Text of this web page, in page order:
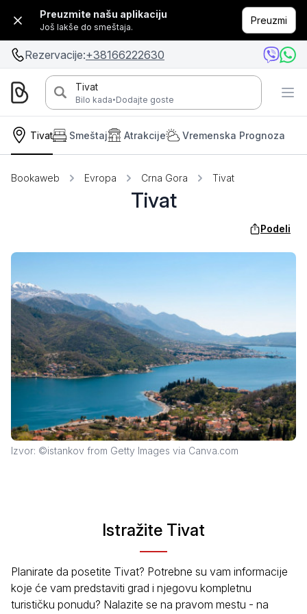
Preuzmite našu aplikaciju
Još lakše do smeštaja.
Preuzmi
Rezervacije:+38166222630
Tivat
Bilo kada·Dodajte goste
Tivat Smeštaj Atrakcije Vremenska Prognoza
Bookaweb Evropa Crna Gora Tivat
Tivat
Podeli
Izvor: ©istankov from Getty Images via Canva.com
Istražite Tivat
Planirate da posetite Tivat? Potrebne su vam informacije
koje će vam predstaviti grad i njegovu kompletnu
turističku ponudu? Nalazite se na pravom mestu - na